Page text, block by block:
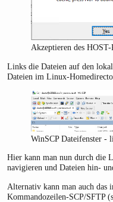
Akzeptieren des
Links die Dateien auf den
Dateien im Linux-
WinSCP Dateifenster -
Hier kann man nun durch die
navigieren und Dateien hin-
Alternativ kann man auch das
Kommandozeilen-SCP/SFTP